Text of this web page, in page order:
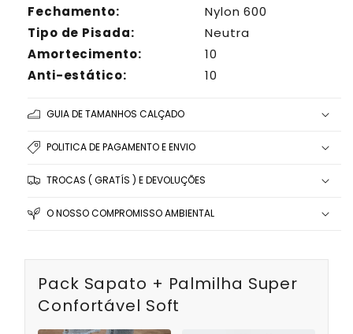
Fechamento:
Nylon 600
Tipo de Pisada:
Neutra
Amortecimento:
10
Anti-estático:
10
GUIA DE TAMANHOS CALÇADO
POLITICA DE PAGAMENTO E ENVIO
TROCAS ( GRATÍS ) E DEVOLUÇÕES
O NOSSO COMPROMISSO AMBIENTAL
Pack Sapato + Palmilha Super
Confortável Soft